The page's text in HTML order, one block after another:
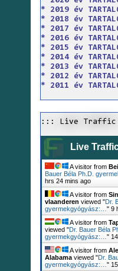
* 2019 év
* 2018 év
* 2017 év
* 2016 év
* 2015 év
* 2014 év
* 2013 év
* 2012 év
* 2011 év
::: Live
Live
A visitor from
Bauer Béla Ph.D.
hrs 24 mins ago
A visitor from
vlaanderen viewed "Dr.
gyermekgyógyász:… " 9
A visitor from
viewed "Dr. Bauer Béla
gyermekgyógyász:… "
A visitor from
Alabama viewed "Dr.
gyermekgyógyász:… "